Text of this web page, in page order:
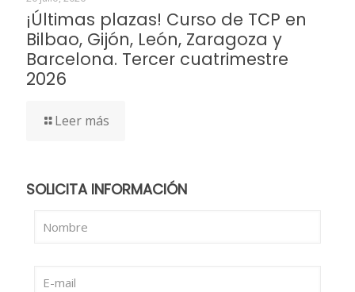
¡Últimas plazas! Curso de TCP en
Bilbao, Gijón, León, Zaragoza y
Barcelona. Tercer cuatrimestre
2026
Leer más
SOLICITA INFORMACIÓN